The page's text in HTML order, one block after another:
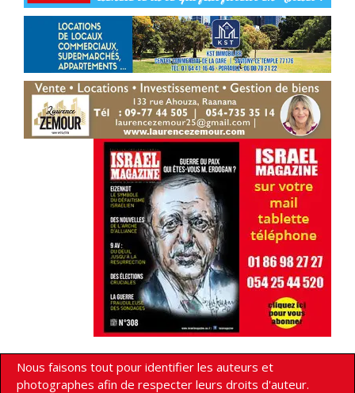
Nous faisons tout pour identifier les auteurs et
photographes afin de respecter leurs droits d'auteur.